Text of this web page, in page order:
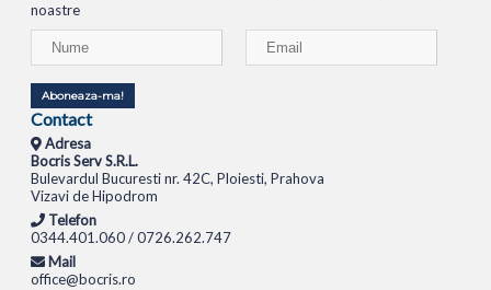
noastre
Aboneaza-ma!
Contact
Adresa
Bocris Serv S.R.L.
Bulevardul Bucuresti nr. 42C, Ploiesti, Prahova
Vizavi de Hipodrom
Telefon
0344.401.060 / 0726.262.747
Mail
office@bocris.ro